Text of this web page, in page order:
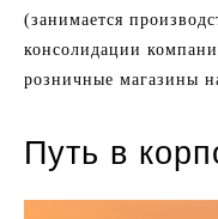
(занимается
консолидации
розничные магазины
Путь в